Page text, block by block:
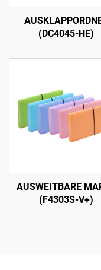
(DC4045-HE)
AUSWEITBARE
(F4303S-V+)